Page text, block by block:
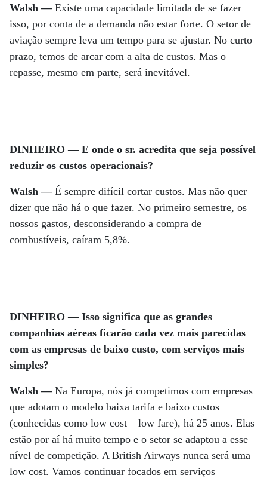
Walsh —Existe uma capacidade limitada de se fazer
isso, por conta de a demanda não estar forte. O setor de
aviação sempre leva um tempo para se ajustar. No curto
prazo, temos de arcar com a alta de custos. Mas o
repasse, mesmo em parte, será inevitável.
DINHEIRO — E onde o sr. acredita que seja possível
reduzir os custos operacionais?
Walsh —É sempre difícil cortar custos. Mas não quer
dizer que não há o que fazer. No primeiro semestre, os
nossos gastos, desconsiderando a compra de
combustíveis, caíram 5,8%.
DINHEIRO — Isso significa que as grandes
companhias aéreas ficarão cada vez mais parecidas
com as empresas de baixo custo, com serviços mais
simples?
Walsh — Na Europa, nós já competimos com empresas
que adotam o modelo baixa tarifa e baixo custos
(conhecidas como low cost – low fare), há 25 anos. Elas
estão por aí há muito tempo e o setor se adaptou a esse
nível de competição. A British Airways nunca será uma
low cost. Vamos continuar focados em serviços